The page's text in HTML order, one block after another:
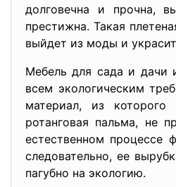
долговечна и прочна,
престижна. Такая
выйдет из моды и
Мебель для сада и дачи
всем экологическим
материал, из которого
ротанговая пальма, не
естественном процессе
следовательно, ее
пагубно на экологию.